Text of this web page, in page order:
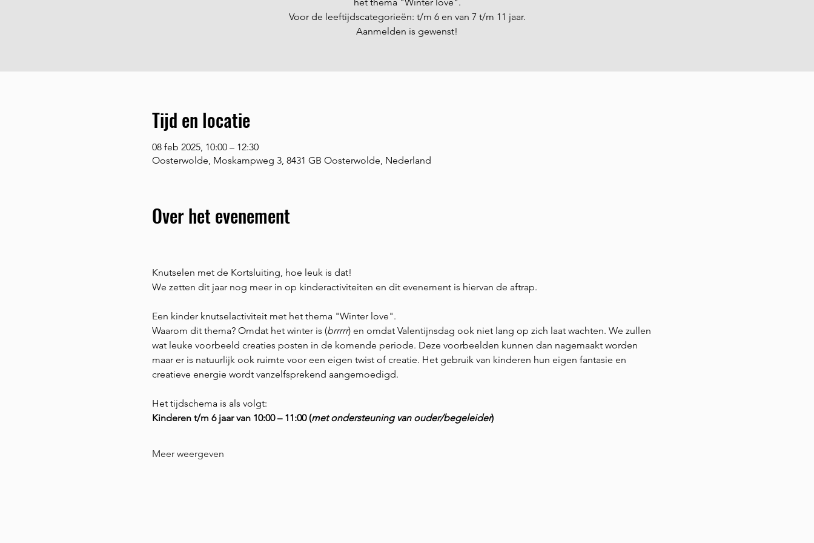
Voor de leeftijdscategorieën: t/m 6 en van 7 t/m 11 jaar.
Aanmelden is gewenst!
Tijd en locatie
08 feb 2025, 10:00 – 12:30
Oosterwolde, Moskampweg 3, 8431 GB Oosterwolde, Nederland
Over het evenement
Knutselen met de Kortsluiting, hoe leuk is dat!
We zetten dit jaar nog meer in op kinderactiviteiten en dit evenement is hiervan de aftrap.
Een kinder knutselactiviteit met het thema "Winter love".
Waarom dit thema? Omdat het winter is (brrrrr) en omdat Valentijnsdag ook niet lang op zich laat wachten. We zullen
wat leuke voorbeeld creaties posten in de komende periode. Deze voorbeelden kunnen dan nagemaakt worden
maar er is natuurlijk ook ruimte voor een eigen twist of creatie. Het gebruik van kinderen hun eigen fantasie en
creatieve energie wordt vanzelfsprekend aangemoedigd.
Het tijdschema is als volgt:
Kinderen t/m 6 jaar van 10:00 – 11:00 (met ondersteuning van ouder/begeleider)
Meer weergeven